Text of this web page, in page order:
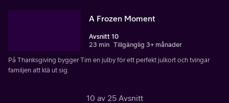
A Frozen Moment
Avsnitt 10
23 min Tillgänglig 3+ månader
På Thanksgiving bygger Tim en julby för ett perfekt julkort och tvingar
familjen att klä ut sig.
10 av 25 Avsnitt